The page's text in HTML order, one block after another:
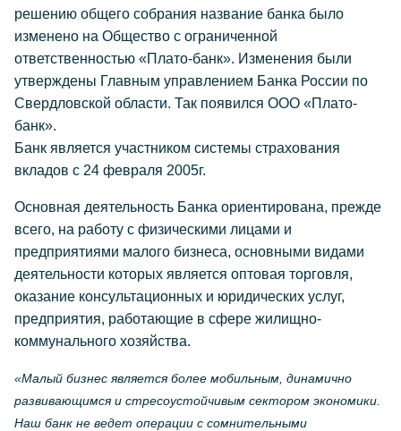
решению общего собрания название банка было
изменено на Общество с ограниченной
ответственностью «Плато-банк». Изменения были
утверждены Главным управлением Банка России по
Свердловской области. Так появился ООО «Плато-
банк».
Банк является участником системы страхования
вкладов с 24 февраля 2005г.
Основная деятельность Банка ориентирована, прежде
всего, на работу с физическими лицами и
предприятиями малого бизнеса, основными видами
деятельности которых является оптовая торговля,
оказание консультационных и юридических услуг,
предприятия, работающие в сфере жилищно-
коммунального хозяйства.
«Малый бизнес является более мобильным, динамично
развивающимся и стресоустойчивым сектором экономики.
Наш банк не ведет операции с сомнительными